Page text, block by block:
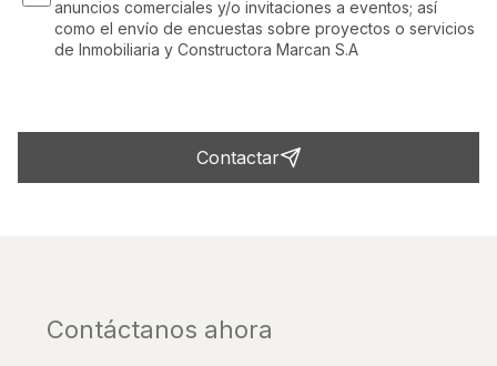
anuncios comerciales y/o invitaciones a eventos; así
como el envío de encuestas sobre proyectos o servicios
de Inmobiliaria y Constructora Marcan S.A
Contactar
Contáctanos ahora